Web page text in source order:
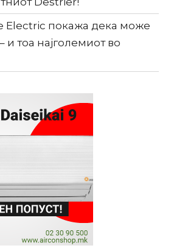
Electric покажа дека може
и тоа најголемиот во